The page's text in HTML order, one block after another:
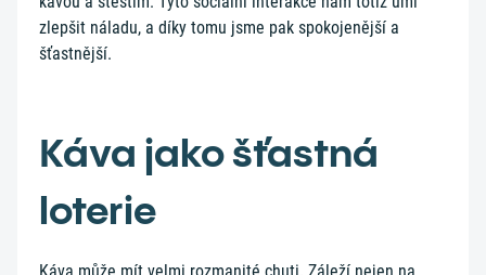
zlepšit náladu, a díky tomu jsme pak spokojenější a
šťastnější.
Káva jako šťastná
loterie